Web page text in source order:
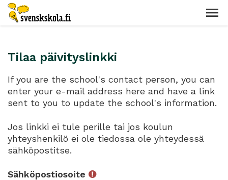
Tilaa päivityslinkki
If you are the school's contact person, you can
enter your e-mail address here and have a link
sent to you to update the school's information.
Jos linkki ei tule perille tai jos koulun
yhteyshenkilö ei ole tiedossa ole yhteydessä
sähköpostitse.
Sähköpostiosoite